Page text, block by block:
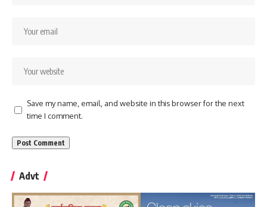
Save my name, email, and website in this browser for the next
time I comment.
Advt